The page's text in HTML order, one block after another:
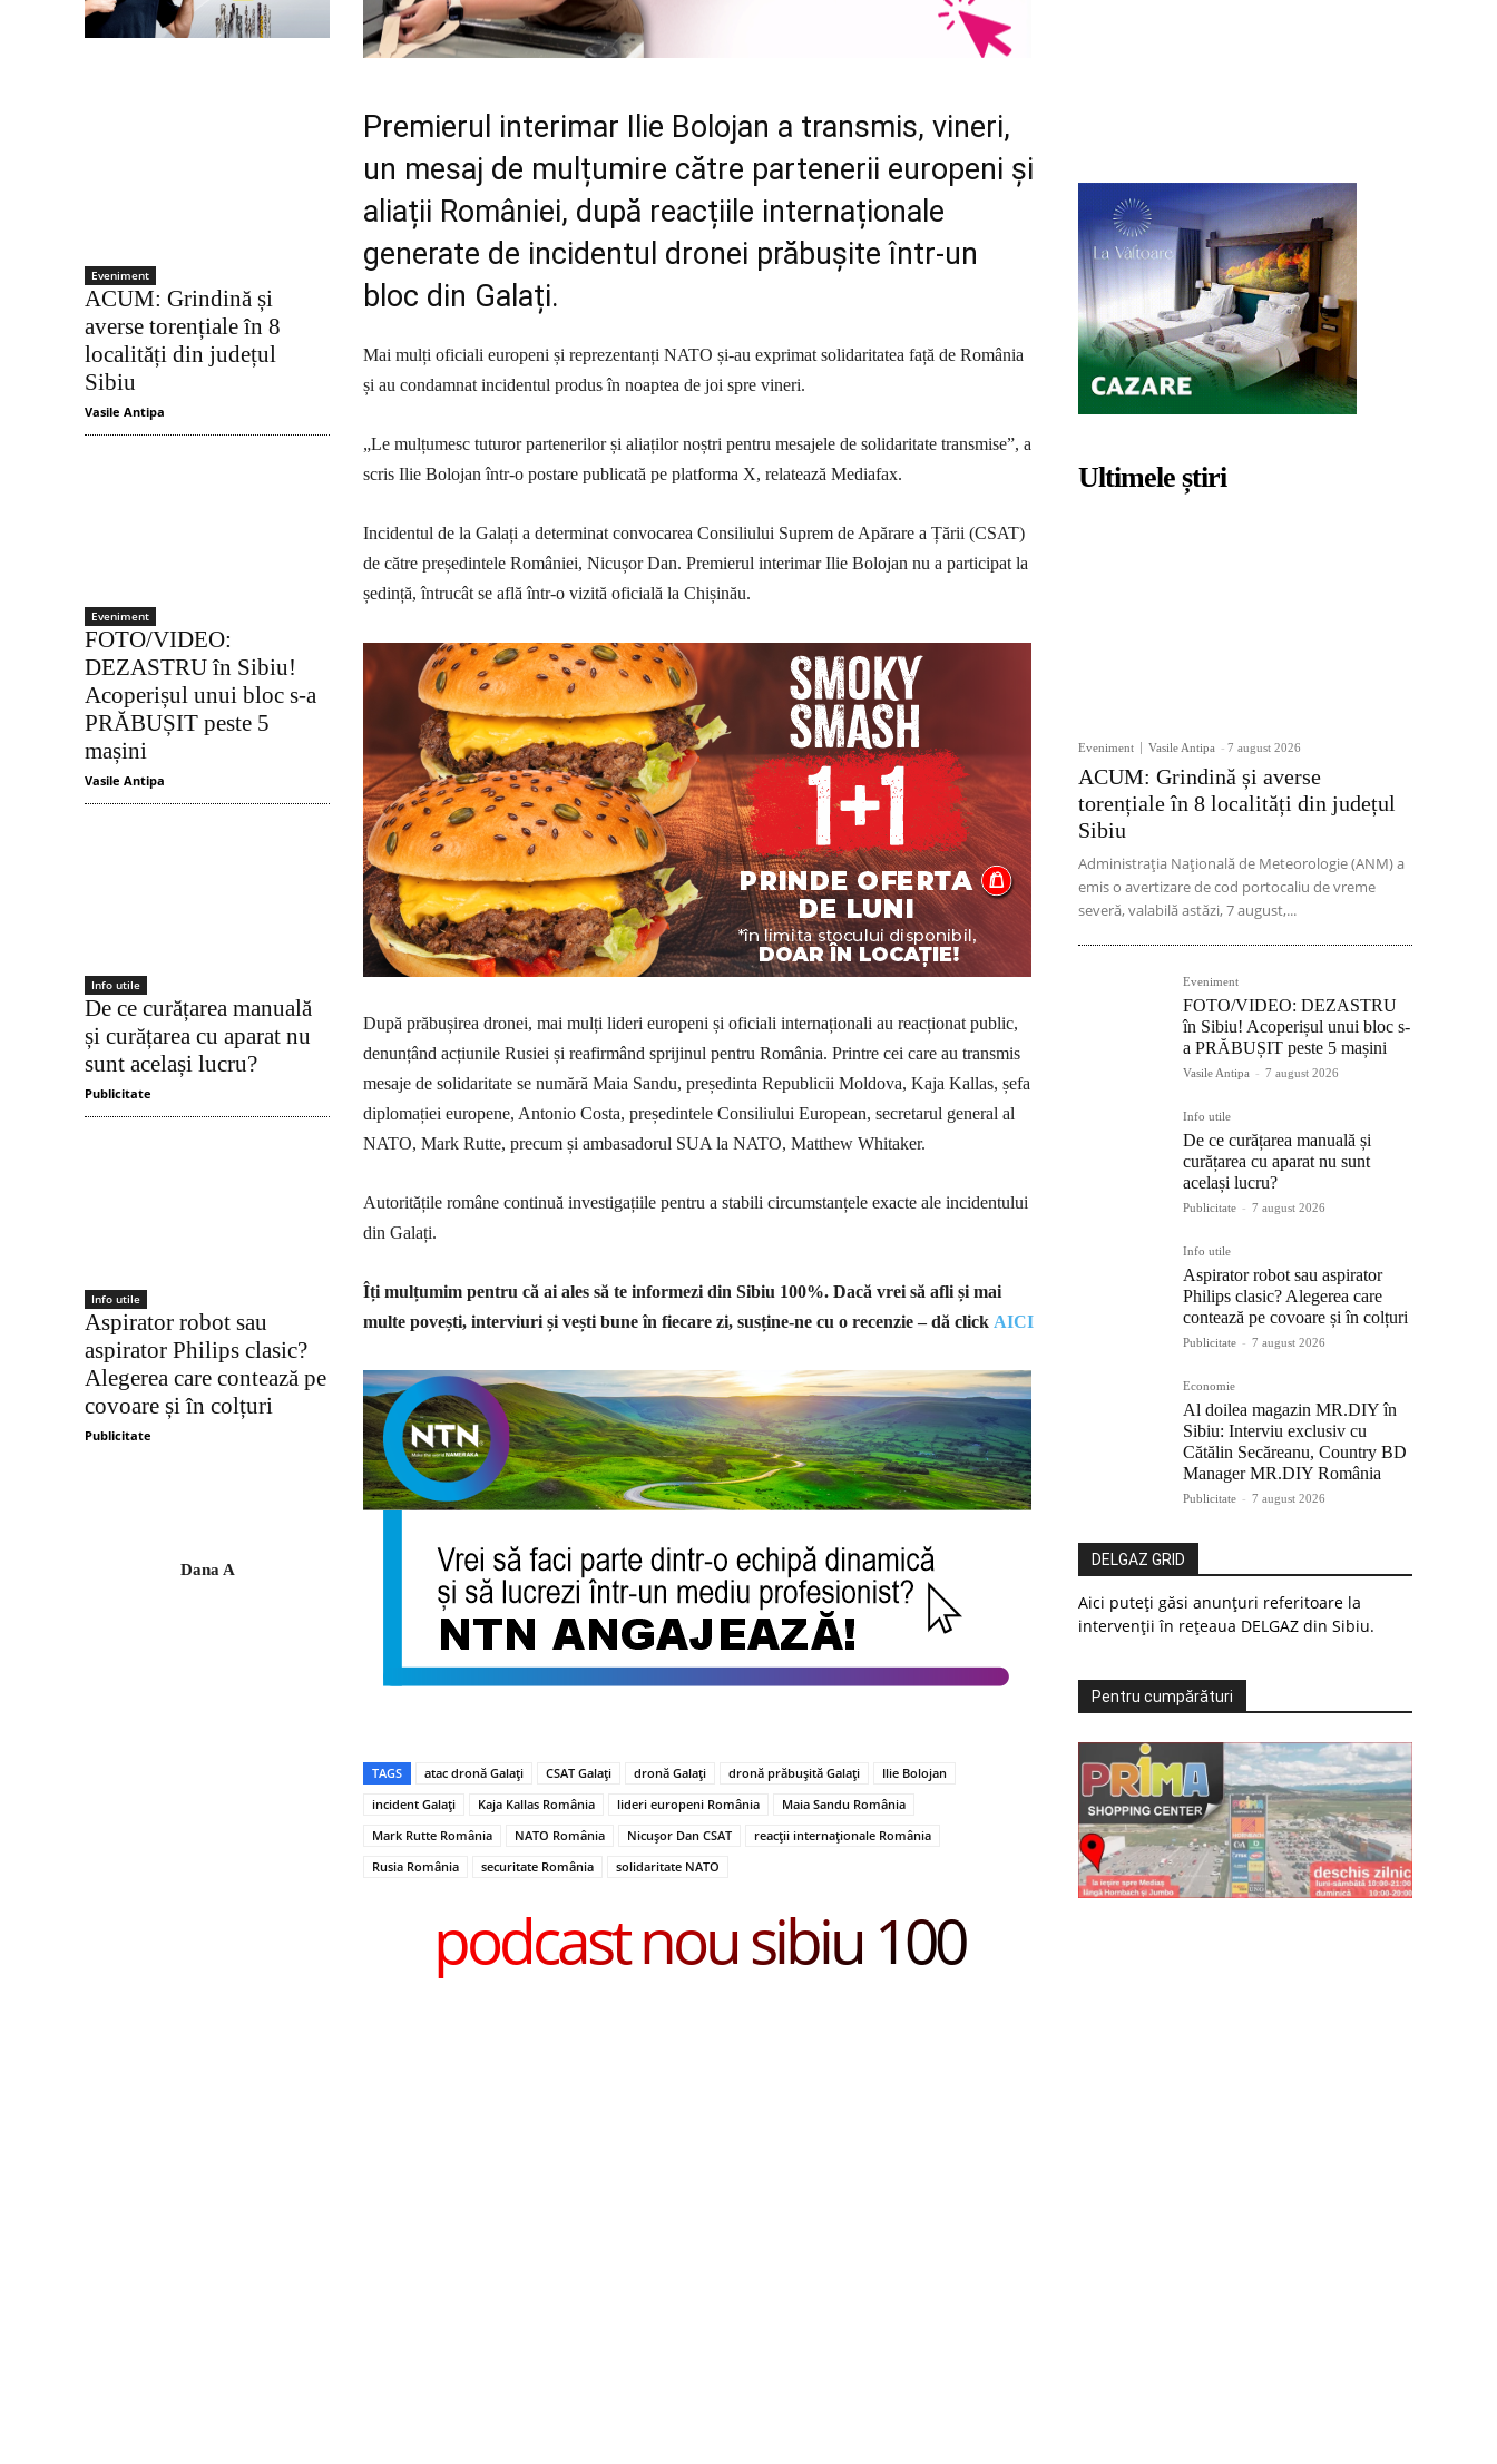
Eveniment
ACUM: Grindină și
averse torențiale în 8
localități din județul
Sibiu
Vasile Antipa
Eveniment
FOTO/VIDEO:
DEZASTRU în Sibiu!
Acoperișul unui bloc s-a
PRĂBUȘIT peste 5
mașini
Vasile Antipa
Info utile
De ce curățarea manuală
și curățarea cu aparat nu
sunt același lucru?
Publicitate
Info utile
Aspirator robot sau
aspirator Philips clasic?
Alegerea care contează pe
covoare și în colțuri
Publicitate
Dana A
Premierul interimar Ilie Bolojan a transmis, vineri,
un mesaj de mulțumire către partenerii europeni și
aliații României, după reacțiile internaționale
generate de incidentul dronei prăbușite într-un
bloc din Galați.
Mai mulți oficiali europeni și reprezentanți NATO și-au exprimat solidaritatea față de România
și au condamnat incidentul produs în noaptea de joi spre vineri.
„Le mulțumesc tuturor partenerilor și aliaților noștri pentru mesajele de solidaritate transmise”, a
scris Ilie Bolojan într-o postare publicată pe platforma X, relatează Mediafax.
Incidentul de la Galați a determinat convocarea Consiliului Suprem de Apărare a Țării (CSAT)
de către președintele României, Nicușor Dan. Premierul interimar Ilie Bolojan nu a participat la
ședință, întrucât se află într-o vizită oficială la Chișinău.
După prăbușirea dronei, mai mulți lideri europeni și oficiali internaționali au reacționat public,
denunțând acțiunile Rusiei și reafirmând sprijinul pentru România. Printre cei care au transmis
mesaje de solidaritate se numără Maia Sandu, președinta Republicii Moldova, Kaja Kallas, șefa
diplomației europene, Antonio Costa, președintele Consiliului European, secretarul general al
NATO, Mark Rutte, precum și ambasadorul SUA la NATO, Matthew Whitaker.
Autoritățile române continuă investigațiile pentru a stabili circumstanțele exacte ale incidentului
din Galați.
Îți mulțumim pentru că ai ales să te informezi din Sibiu 100%. Dacă vrei să afli și mai
multe povești, interviuri și vești bune în fiecare zi, susține-ne cu o recenzie – dă click AICI
TAGS atac dronă Galați CSAT Galați dronă Galați dronă prăbușită Galați
Ilie Bolojan
incident Galați
Kaja Kallas România lideri europeni România
Maia Sandu România
Mark Rutte România
NATO România Nicușor Dan CSAT
reacții internaționale România
Rusia România
securitate România solidaritate NATO
podcast nou sibiu 100
Ultimele știri
Eveniment Vasile Antipa - 7 august 2026
ACUM: Grindină și averse
torențiale în 8 localități din județul
Sibiu
Administrația Națională de Meteorologie (ANM) a
emis o avertizare de cod portocaliu de vreme
severă, valabilă astăzi, 7 august,...
Eveniment
FOTO/VIDEO: DEZASTRU
în Sibiu! Acoperișul unui bloc s-
a PRĂBUȘIT peste 5 mașini
Vasile Antipa - 7 august 2026
Info utile
De ce curățarea manuală și
curățarea cu aparat nu sunt
același lucru?
Publicitate - 7 august 2026
Info utile
Aspirator robot sau aspirator
Philips clasic? Alegerea care
contează pe covoare și în colțuri
Publicitate - 7 august 2026
Economie
Al doilea magazin MR.DIY în
Sibiu: Interviu exclusiv cu
Cătălin Secăreanu, Country BD
Manager MR.DIY România
Publicitate - 7 august 2026
DELGAZ GRID
Aici puteți găsi anunțuri referitoare la
intervenții în rețeaua DELGAZ din Sibiu.
Pentru cumpărături